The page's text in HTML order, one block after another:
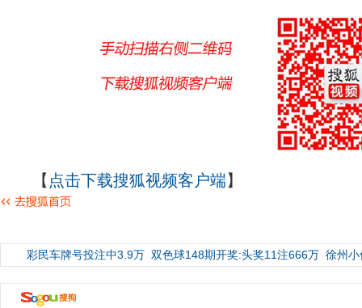
【 点击下载搜狐视频客户端】
彩民车牌号投注中3.9万 双色球148期开奖:头奖11注666万 徐州